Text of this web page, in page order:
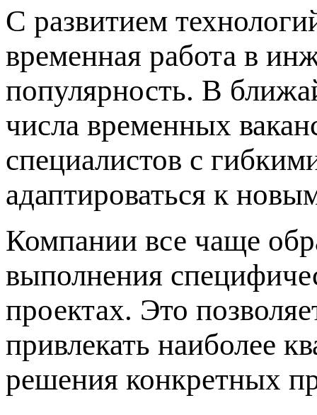
С развитием
временная работа в
популярность. В
числа временных
специалистов с
адаптироваться к
Компании все чаще
выполнения
проектах. Это
привлекать наиболее
решения конкретных